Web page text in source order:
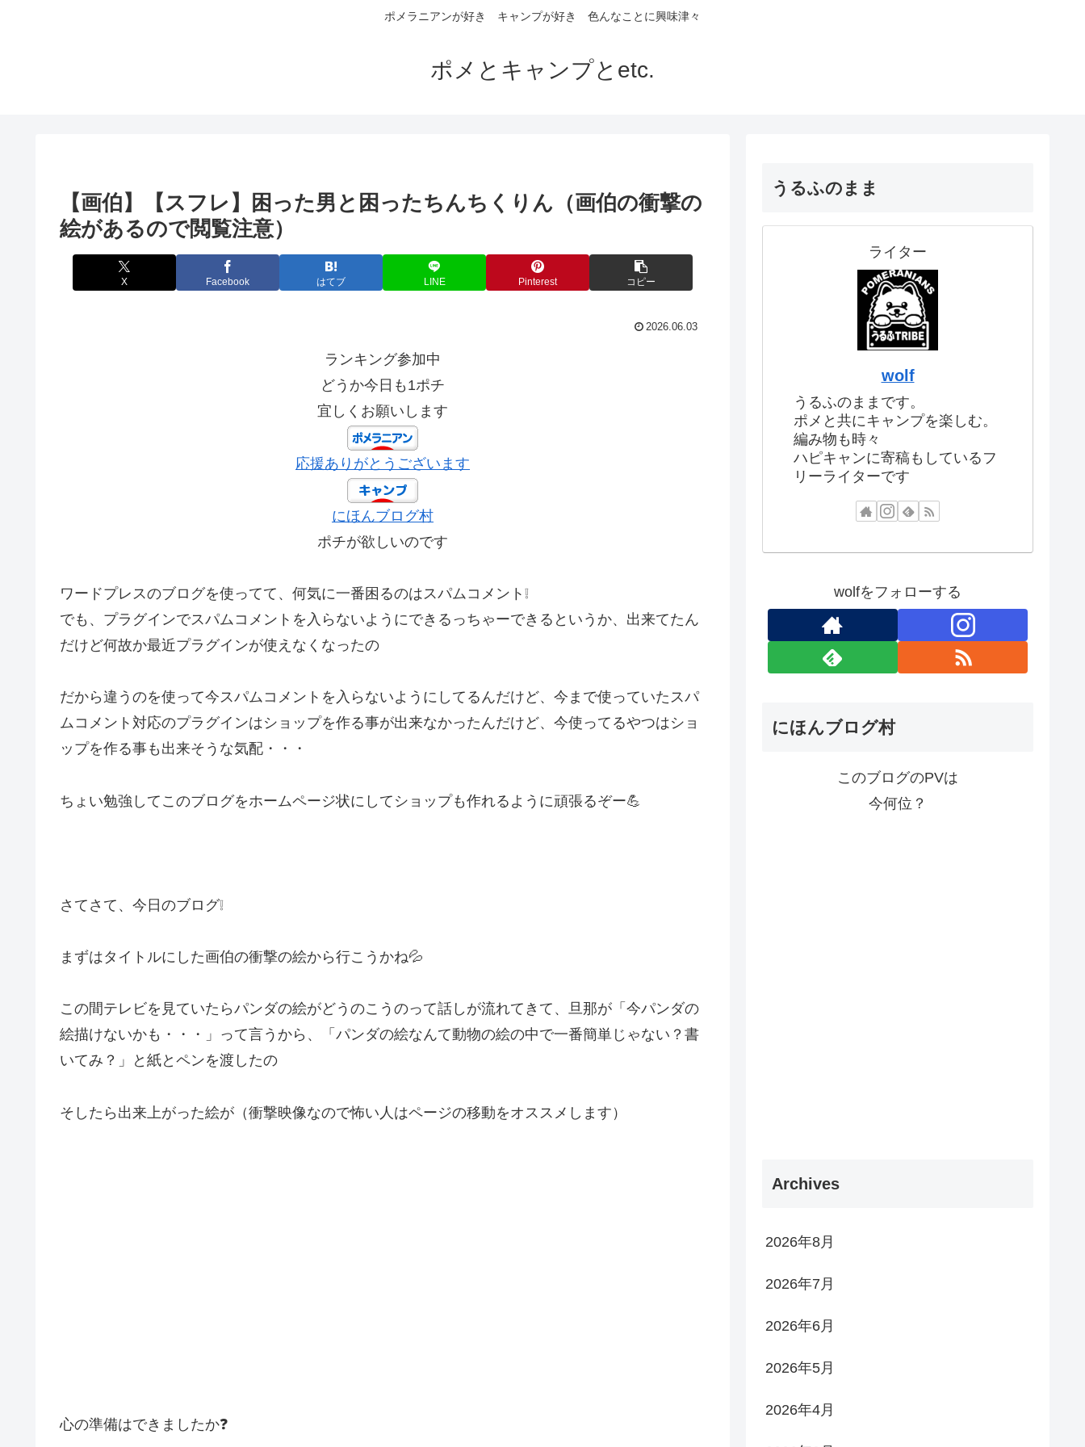
ポメラニアンが好き キャンプが好き 色んなことに興味津々
ポメとキャンプとetc.
【画伯】【スフレ】困った男と困ったちんちくりん（画伯の衝撃の
絵があるので閲覧注意）
X Facebook はてブ LINE Pinterest コピー
2026.06.03
ランキング参加中
どうか今日も1ポチ
宜しくお願いします
応援ありがとうございます
にほんブログ村
ポチが欲しいのです
ワードプレスのブログを使ってて、何気に一番困るのはスパムコメント❕
でも、プラグインでスパムコメントを入らないようにできるっちゃーできるというか、出来てたん
だけど何故か最近プラグインが使えなくなったの
だから違うのを使って今スパムコメントを入らないようにしてるんだけど、今まで使っていたスパ
ムコメント対応のプラグインはショップを作る事が出来なかったんだけど、今使ってるやつはショ
ップを作る事も出来そうな気配・・・
ちょい勉強してこのブログをホームページ状にしてショップも作れるように頑張るぞー💪
さてさて、今日のブログ❕
まずはタイトルにした画伯の衝撃の絵から行こうかね💦
この間テレビを見ていたらパンダの絵がどうのこうのって話しが流れてきて、旦那が「今パンダの
絵描けないかも・・・」って言うから、「パンダの絵なんて動物の絵の中で一番簡単じゃない？書
いてみ？」と紙とペンを渡したの
そしたら出来上がった絵が（衝撃映像なので怖い人はページの移動をオススメします）
心の準備はできましたか❓
うるふのまま
ライター
wolf
うるふのままです。
ポメと共にキャンプを楽しむ。
編み物も時々
ハピキャンに寄稿もしているフ
リーライターです
wolfをフォローする
にほんブログ村
このブログのPVは
今何位？
Archives
2026年8月
2026年7月
2026年6月
2026年5月
2026年4月